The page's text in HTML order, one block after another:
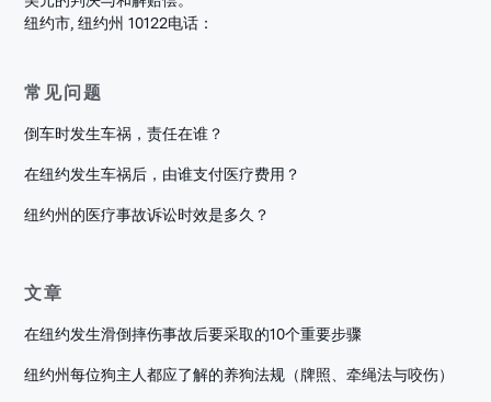
纽约市, 纽约州 10122电话：
常见问题
倒车时发生车祸，责任在谁？
在纽约发生车祸后，由谁支付医疗费用？
纽约州的医疗事故诉讼时效是多久？
文章
在纽约发生滑倒摔伤事故后要采取的10个重要步骤
纽约州每位狗主人都应了解的养狗法规（牌照、牵绳法与咬伤）